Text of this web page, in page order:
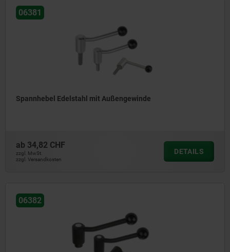
06381
Spannhebel Edelstahl mit Außengewinde
ab 34,82 CHF
zzgl. MwSt.
zzgl. Versandkosten
DETAILS
06382